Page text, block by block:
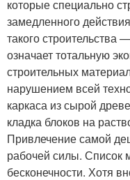
которые специально
замедленного
такого
означает тотальную
строительных
нарушением всей
каркаса из сырой
кладка блоков на
Привлечение самой
рабочей силы. Список
бесконечности. Хотя